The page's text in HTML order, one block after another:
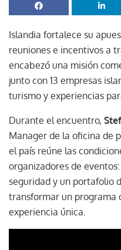
Islandia fortalece su
reuniones e incentivos a
encabezó una misión
junto con 13 empresas
turismo y experiencias
Durante el encuentro,
Manager de la oficina de
el país reúne las
organizadores de
seguridad y un portafolio
transformar un programa
experiencia única.